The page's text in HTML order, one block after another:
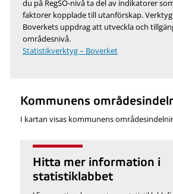
du på RegSO-nivå ta del av indikatorer
faktorer kopplade till utanförskap.
Boverkets uppdrag att utveckla och
områdesnivå.
Statistikverktyg – Boverket
Kommunens
I kartan visas kommunens
Hitta mer information i
statistiklabbet